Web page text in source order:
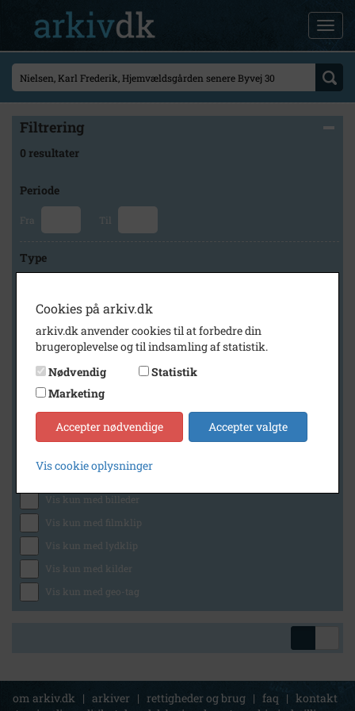
Filtrering
0 resultater
Periode
Fra Til
Type
Arkiv
Svinninge Lokalhistoriske Arkiv
Generelt
Vis kun med billeder
Vis kun med filmklip
Vis kun med lydklip
Vis kun med kilder
Vis kun med geo-tag
om arkiv.dk | arkiver | rettigheder og brug | faq | kontakt
Cookies på arkiv.dk
arkiv.dk anvender cookies til at forbedre din
brugeroplevelse og til indsamling af statistik.
Nødvendig
Statistik
Marketing
Accepter nødvendige Accepter valgte
Vis cookie oplysninger